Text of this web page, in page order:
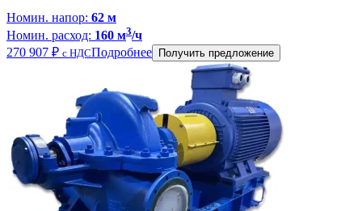
Номин. напор: 62 м
Номин. расход: 160 м3/ч
270 907 ₽ с НДСПодробнее Получить предложение